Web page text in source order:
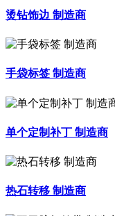
烫钻饰边 制造商
手袋标签 制造商
单个定制补丁 制造商
热石转移 制造商